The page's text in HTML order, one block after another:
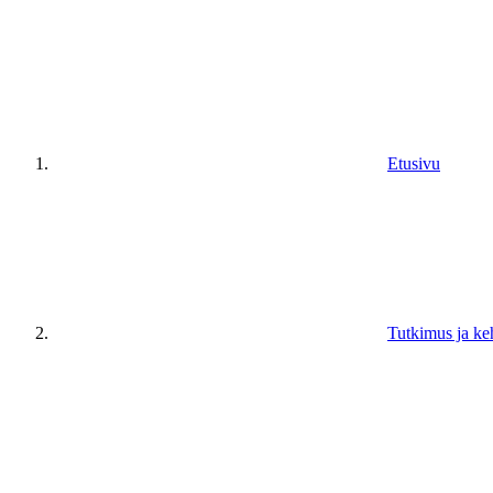
Etusivu
Tutkimus ja